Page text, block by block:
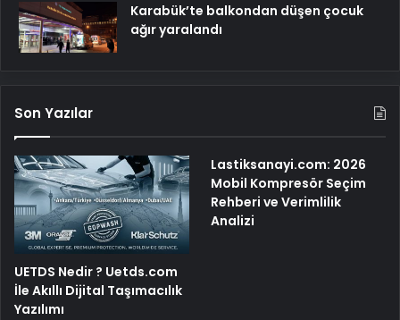
Karabük’te balkondan düşen çocuk
ağır yaralandı
Son Yazılar
UETDS Nedir ? Uetds.com
İle Akıllı Dijital Taşımacılık
Yazılımı
Lastiksanayi.com: 2026
Mobil Kompresör Seçim
Rehberi ve Verimlilik
Analizi